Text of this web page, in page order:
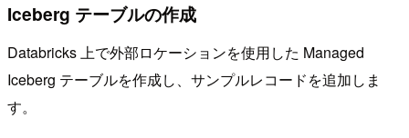
Iceberg テーブルの作成
Databricks 上で外部ロケーションを使用した Managed
Iceberg テーブルを作成し、サンプルレコードを追加しま
す。